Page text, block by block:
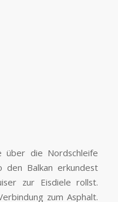
über die Nordschleife
den Balkan erkundest
zur Eisdiele rollst.
zum Asphalt.